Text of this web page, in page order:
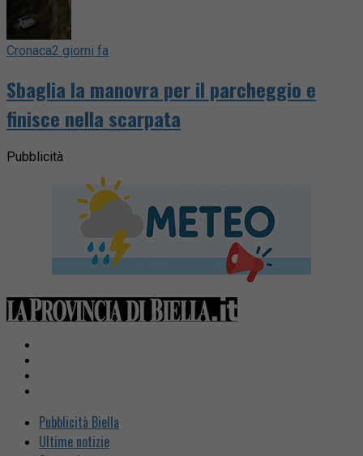
Cronaca2 giorni fa
Sbaglia la manovra per il parcheggio e
finisce nella scarpata
Pubblicità
Pubblicità Biella
Ultime notizie